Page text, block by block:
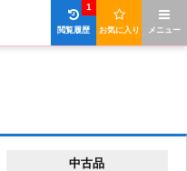
メニュー
お気に入り
閲覧履歴
1
中古品